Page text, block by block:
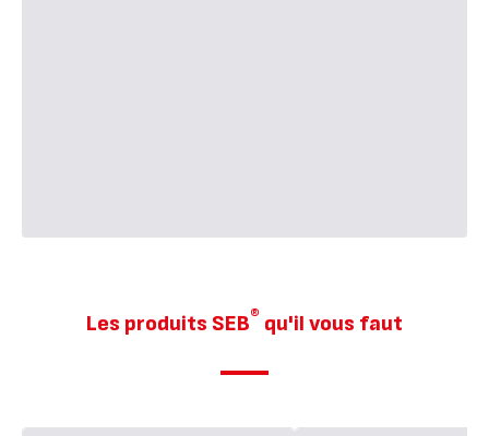
Les produits SEB® qu'il vous faut